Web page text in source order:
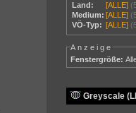
Land:
[ALLE]
Medium: [ALLE]
VÖ-Typ: [ALLE]
Anzeige
Fenstergröße:
Greyscale